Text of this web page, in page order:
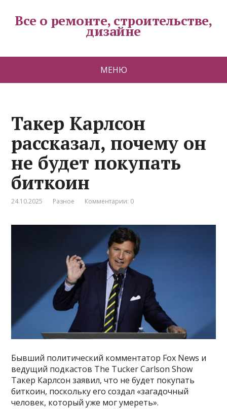
Все о ремонте, строительстве,
дизайне
МЕНЮ
Такер Карлсон
рассказал, почему он
не будет покупать
биткоин
24.10.2025 Разное Комментарии: 0
Бывший политический комментатор Fox News и
ведущий подкастов The Tucker Carlson Show
Такер Карлсон заявил, что не будет покупать
биткоин, поскольку его создал «загадочный
человек, который уже мог умереть».